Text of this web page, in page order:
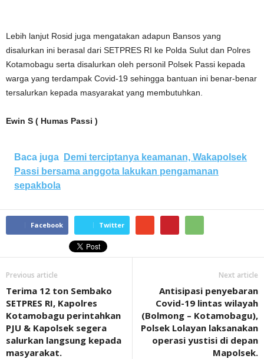
Lebih lanjut Rosid juga mengatakan adapun Bansos yang
disalurkan ini berasal dari SETPRES RI ke Polda Sulut dan Polres
Kotamobagu serta disalurkan oleh personil Polsek Passi kepada
warga yang terdampak Covid-19 sehingga bantuan ini benar-benar
tersalurkan kepada masyarakat yang membutuhkan.
Ewin S ( Humas Passi )
Baca juga
Demi terciptanya keamanan, Wakapolsek
Passi bersama anggota lakukan pengamanan
sepakbola
Facebook Twitter
Previous article
Terima 12 ton Sembako
SETPRES RI, Kapolres
Kotamobagu perintahkan
PJU & Kapolsek segera
salurkan langsung kepada
masyarakat.
Next article
Antisipasi penyebaran
Covid-19 lintas wilayah
(Bolmong – Kotamobagu),
Polsek Lolayan laksanakan
operasi yustisi di depan
Mapolsek.